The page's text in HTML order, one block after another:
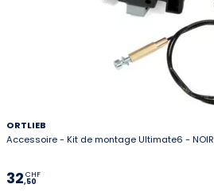
ORTLIEB
Accessoire - Kit de montage Ultimate6 - NOIR
32,50
CHF